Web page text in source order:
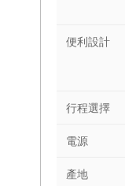
便利設計
行程選擇
電源
產地